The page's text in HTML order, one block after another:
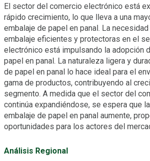
El sector del comercio electrónico está
rápido crecimiento, lo que lleva a una
embalaje de papel en panal. La
embalaje eficientes y protectoras en el
electrónico está impulsando la adopción
papel en panal. La naturaleza ligera y
de papel en panal lo hace ideal para el
gama de productos, contribuyendo al
segmento. A medida que el sector del
continúa expandiéndose, se espera que
embalaje de papel en panal aumente,
oportunidades para los actores del
Análisis Regional